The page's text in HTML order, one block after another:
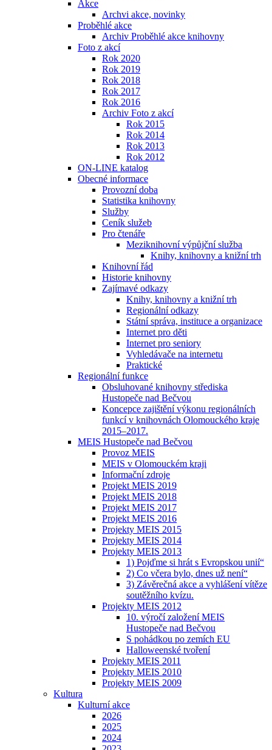
Akce
Archvi akce, novinky
Proběhlé akce
Archiv Proběhlé akce knihovny
Foto z akcí
Rok 2020
Rok 2019
Rok 2018
Rok 2017
Rok 2016
Archiv Foto z akcí
Rok 2015
Rok 2014
Rok 2013
Rok 2012
ON-LINE katalog
Obecné informace
Provozní doba
Statistika knihovny
Služby
Ceník služeb
Pro čtenáře
Meziknihovní výpůjční služba
Knihy, knihovny a knižní trh
Knihovní řád
Historie knihovny
Zajímavé odkazy
Knihy, knihovny a knižní trh
Regionální odkazy
Státní správa, instituce a organizace
Internet pro děti
Internet pro seniory
Vyhledávače na internetu
Praktické
Regionální funkce
Obsluhované knihovny střediska
Hustopeče nad Bečvou
Koncepce zajištění výkonu regionálních
funkcí v knihovnách Olomouckého kraje
2015–2017.
MEIS Hustopeče nad Bečvou
Provoz MEIS
MEIS v Olomouckém kraji
Informační zdroje
Projekt MEIS 2019
Projekt MEIS 2018
Projekt MEIS 2017
Projekt MEIS 2016
Projekty MEIS 2015
Projekty MEIS 2014
Projekty MEIS 2013
1) Pojďme si hrát s Evropskou unií“
2) Co včera bylo, dnes už není“
3) Závěrečná akce a vyhlášení vítěze
soutěžního kvízu.
Projekty MEIS 2012
10. výročí založení MEIS
Hustopeče nad Bečvou
S pohádkou po zemích EU
Halloweenské tvoření
Projekty MEIS 2011
Projekty MEIS 2010
Projekty MEIS 2009
Kultura
Kulturní akce
2026
2025
2024